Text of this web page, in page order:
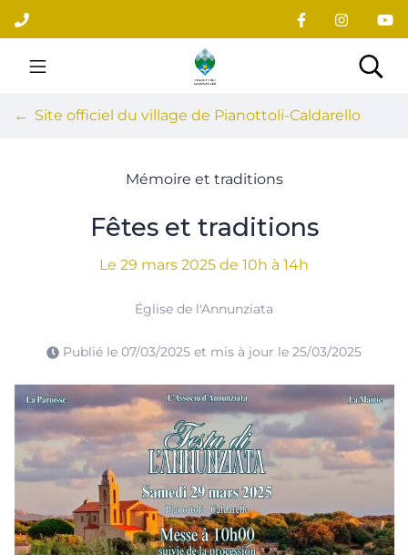
Aller
au
contenu
Site officiel du village
Site officiel du village de Pianottoli-Caldarello
Mémoire et traditions
Fêtes et traditions
Le 29 mars 2025 de 10h à 14h
Église de l'Annunziata
Publié le 07/03/2025 et mis à jour le 25/03/2025